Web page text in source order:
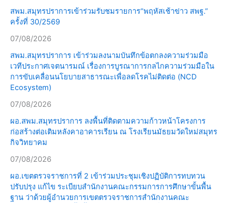
สพม.สมุทรปราการเข้าร่วมรับชมรายการ“พฤหัสเช้าข่าว สพฐ.”
ครั้งที่ 30/2569
07/08/2026
สพม.สมุทรปราการ เข้าร่วมลงนามบันทึกข้อตกลงความร่วมมือ
เวทีประกาศเจตนารมณ์ เรื่องการบูรณาการกลไกความร่วมมือใน
การขับเคลื่อนนโยบายสาธารณะเพื่อลดโรคไม่ติดต่อ (NCD
Ecosystem)
07/08/2026
ผอ.สพม.สมุทรปราการ ลงพื้นที่ติดตามความก้าวหน้าโครงการ
ก่อสร้างต่อเติมหลังคาอาคารเรียน ณ โรงเรียนมัธยมวัดใหม่สมุทร
กิจวิทยาคม
07/08/2026
ผอ.เขตตรวจราชการที่ 2 เข้าร่วมประชุมเชิงปฏิบัติการทบทวน
ปรับปรุง แก้ไข ระเบียบสำนักงานคณะกรรมการการศึกษาขั้นพื้น
ฐาน ว่าด้วยผู้อำนวยการเขตตรวจราชการสำนักงานคณะ